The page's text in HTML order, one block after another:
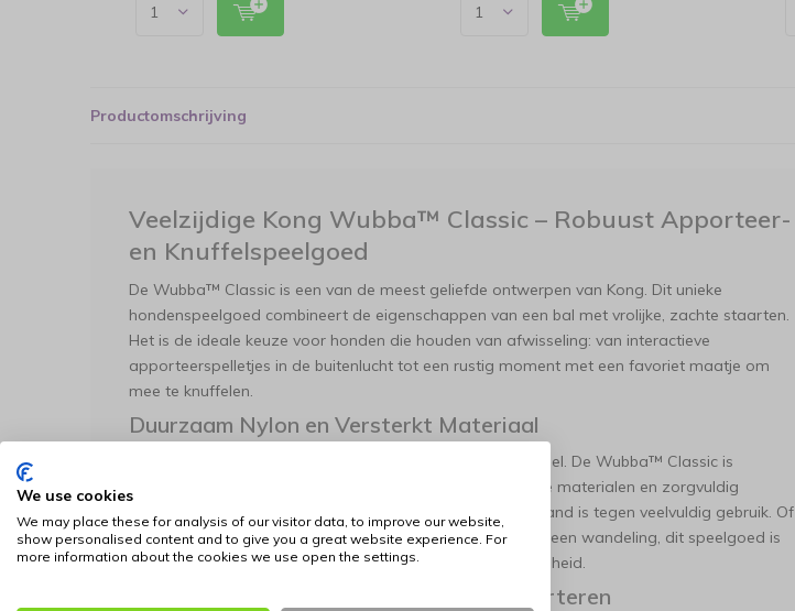
Productomschrijving
Veelzijdige Kong Wubba™ Classic – Robuust Apporteer-
en Knuffelspeelgoed
De Wubba™ Classic is een van de meest geliefde ontwerpen van Kong. Dit unieke
hondenspeelgoed combineert de eigenschappen van een bal met vrolijke, zachte staarten.
Het is de ideale keuze voor honden die houden van afwisseling: van interactieve
apporteerspelletjes in de buitenlucht tot een rustig moment met een favoriet maatje om
mee te knuffelen.
Duurzaam Nylon en Versterkt Materiaal
Voor honden die enthousiast spelen, is stevigheid essentieel. De Wubba™ Classic is
vervaardigd uit hoogwaardig, robuust nylon. De versterkte materialen en zorgvuldig
afgewerkte naden zorgen ervoor dat het speelgoed bestand is tegen veelvuldig gebruik. Of
het nu door de lucht vliegt of wordt meegedragen tijdens een wandeling, dit speelgoed is
ontworpen voor langdurig plezier en maximale duurzaamheid.
Interactie en Stimulatie tijdens het Apporteren
We use cookies
We may place these for analysis of our visitor data, to improve our website,
show personalised content and to give you a great website experience. For
more information about the cookies we use open the settings.